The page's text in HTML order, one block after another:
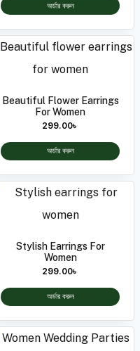
অর্ডার করুন
Beautiful Flower Earrings
For Women
299.00৳
অর্ডার করুন
Stylish Earrings For
Women
299.00৳
অর্ডার করুন